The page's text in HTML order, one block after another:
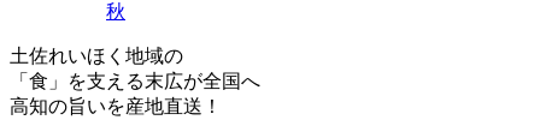
秋
土佐れいほく地域の
「食」を支える末広が全国へ
高知の旨いを産地直送！